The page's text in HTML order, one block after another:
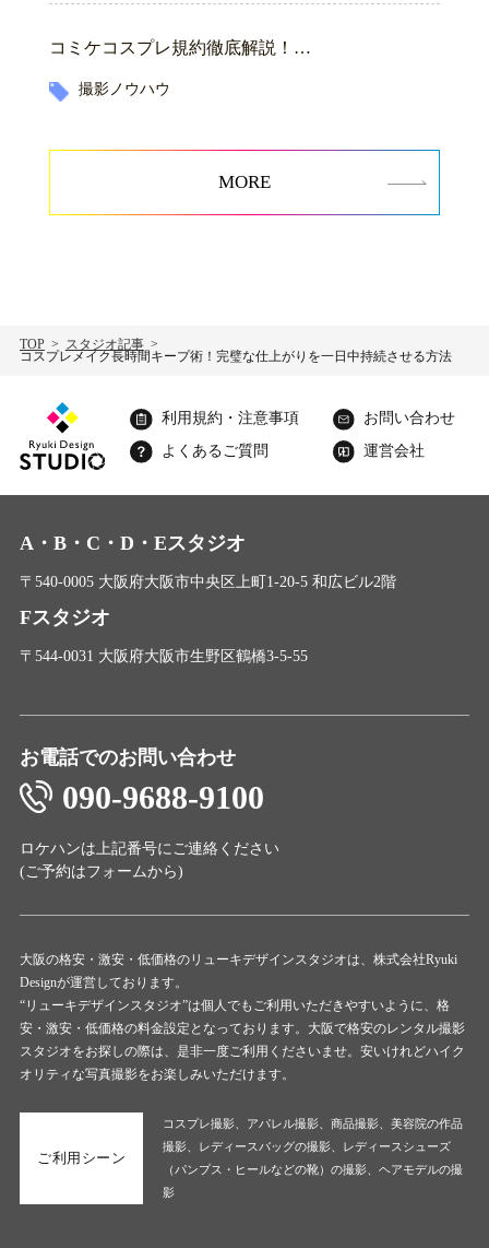
コミケコスプレ規約徹底解説！…
撮影ノウハウ
MORE
TOP スタジオ記事
コスプレメイク長時間キープ術！完璧な仕上がりを一日中持続させる方法
利用規約・注意事項
よくあるご質問
お問い合わせ
運営会社
A・B・C・D・Eスタジオ
〒540-0005 大阪府大阪市中央区上町1-20-5 和広ビル2階
Fスタジオ
〒544-0031 大阪府大阪市生野区鶴橋3-5-55
お電話でのお問い合わせ
090-9688-9100
ロケハンは上記番号にご連絡ください
(ご予約はフォームから)
大阪の格安・激安・低価格のリューキデザインスタジオは、株式会社Ryuki
Designが運営しております。
“リューキデザインスタジオ”は個人でもご利用いただきやすいように、格
安・激安・低価格の料金設定となっております。大阪で格安のレンタル撮影
スタジオをお探しの際は、是非一度ご利用くださいませ。安いけれどハイク
オリティな写真撮影をお楽しみいただけます。
ご利用シーン
コスプレ撮影、アパレル撮影、商品撮影、美容院の作品
撮影、レディースバッグの撮影、レディースシューズ
（パンプス・ヒールなどの靴）の撮影、ヘアモデルの撮
影